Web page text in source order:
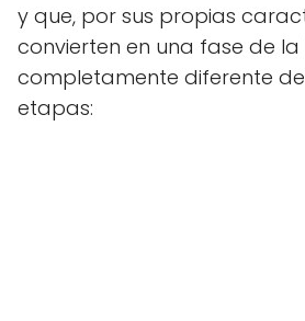
y que, por sus propias
convierten en una fase de
completamente diferente
etapas: